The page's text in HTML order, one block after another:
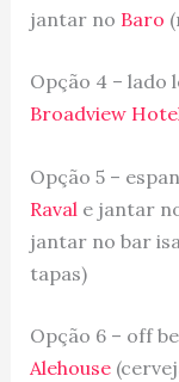
jantar no Baro
Opção 4 – lado
Broadview
Opção 5 –
Raval e jantar
jantar no bar
tapas)
Opção 6 – off
Alehouse